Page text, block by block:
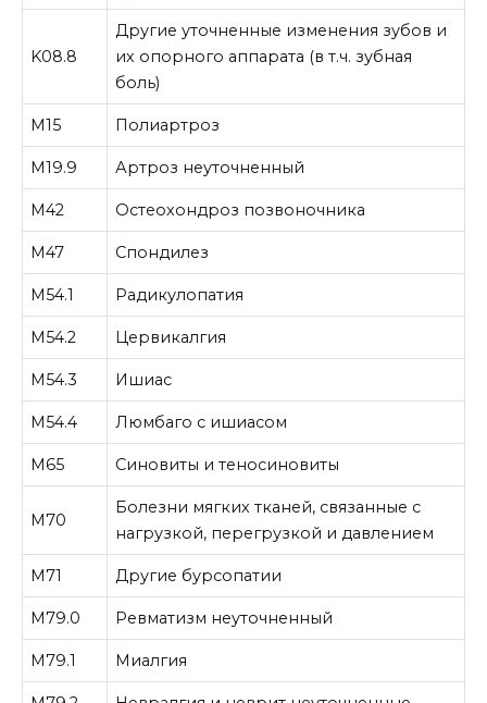
K08.8
Другие уточненные изменения зубов и
их опорного аппарата (в т.ч. зубная
боль)
M15 Полиартроз
M19.9 Артроз неуточненный
M42 Остеохондроз позвоночника
M47 Спондилез
M54.1 Радикулопатия
M54.2 Цервикалгия
M54.3 Ишиас
M54.4 Люмбаго с ишиасом
M65 Синовиты и теносиновиты
M70
Болезни мягких тканей, связанные с
нагрузкой, перегрузкой и давлением
M71 Другие бурсопатии
M79.0 Ревматизм неуточненный
M79.1 Миалгия